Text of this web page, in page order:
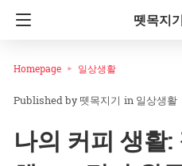
뗏목지
Homepage 일상생활
뗏목지기 in 일상생활
나의 커피 생활